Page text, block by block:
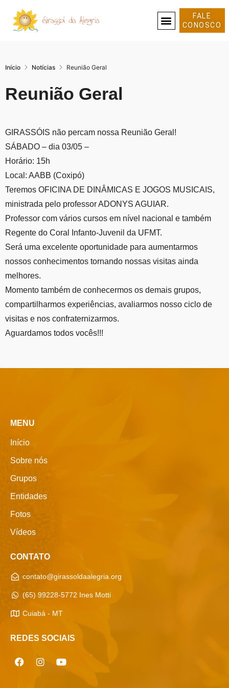
FALE
CONOSCO
Início Notícias Reunião Geral
Reunião Geral
GIRASSÓIS não percam nossa Reunião Geral!
SÁBADO – dia 03/05 –
Horário: 15h
Local: AABB (Coxipó)
Teremos OFICINA DE DINÂMICAS E JOGOS MUSICAIS,
ministrada pelo professor ADONYS AGUIAR.
Professor com vários cursos em nível nacional e também
Regente do Coral Infanto-Juvenil da UFMT.
Será uma excelente oportunidade para aumentarmos
nossos conhecimentos tornando nossas visitas ainda
melhores.
Momento também de conhecermos os demais grupos,
compartilharmos experiências, avaliarmos nosso ciclo de
visitas e nos confraternizarmos.
Aguardamos todos vocês!!!
MENU
Início
Sobre nós
Grupos
Entidades
Fotos
Vídeos
CONTATO
contato@girassoldaalegria.org
(65) 99228-5772 Ines Motti
Cuiabá - MT
REDES SOCIAIS